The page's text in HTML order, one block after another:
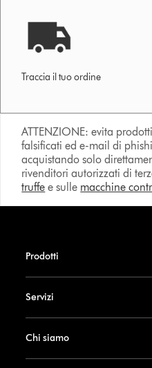
Traccia il tuo ordine
ATTENZIONE: evita
falsificati ed e-mail di
acquistando solo
rivenditori autorizzati di
truffe e sulle macchine
Prodotti
Servizi
Chi siamo